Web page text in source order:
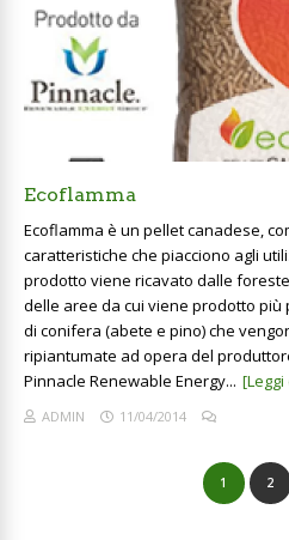
Ecoflamma
Ecoflamma è un pellet canadese,
caratteristiche che piacciono agli
prodotto viene ricavato dalle
delle aree da cui viene prodotto più
di conifera (abete e pino) che
ripiantumate ad opera del
Pinnacle Renewable Energy...
ADMIN 11/04/2014
1 2